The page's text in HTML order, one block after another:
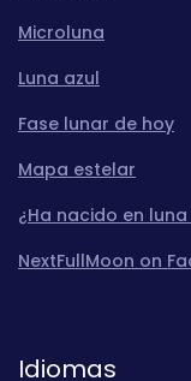
Microluna
Luna azul
Fase lunar de hoy
Mapa estelar
¿Ha nacido en
NextFullMoon on
Idiomas